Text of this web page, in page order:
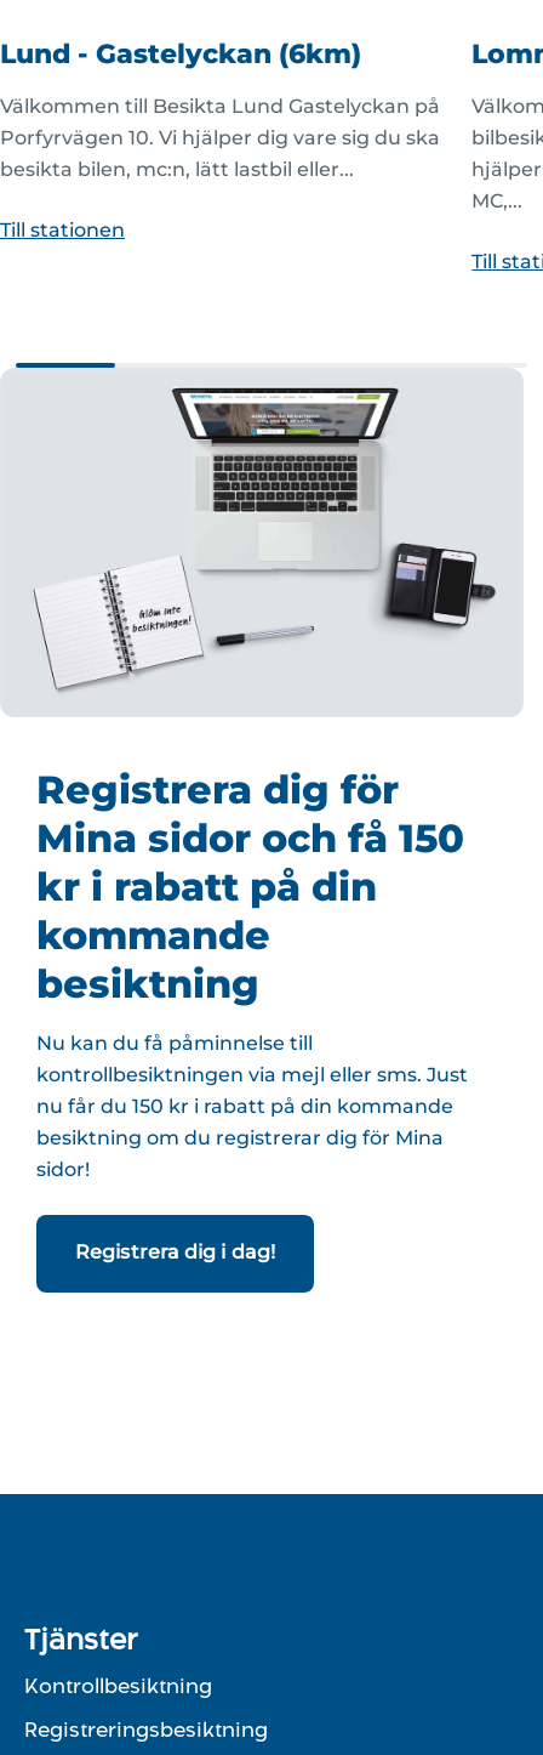
Lund - Gastelyckan (6km)
Välkommen till Besikta Lund Gastelyckan på
Porfyrvägen 10. Vi hjälper dig vare sig du ska
besikta bilen, mc:n, lätt lastbil eller...
Till stationen
MC,...
Till
Registrera dig för
Mina sidor och få 150
kr i rabatt på din
kommande
besiktning
Nu kan du få påminnelse till
kontrollbesiktningen via mejl eller sms. Just
nu får du 150 kr i rabatt på din kommande
besiktning om du registrerar dig för Mina
sidor!
Registrera dig i dag!
Tjänster
Kontrollbesiktning
Registreringsbesiktning